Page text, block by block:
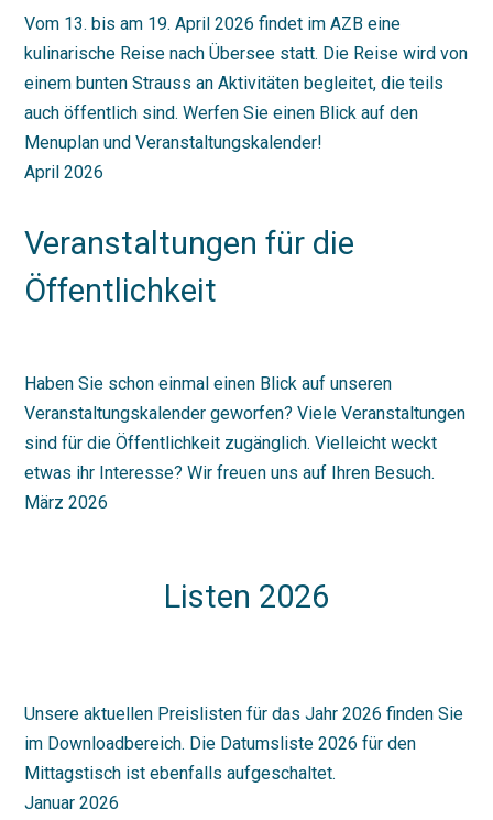
Vom 13. bis am 19. April 2026 findet im AZB eine
kulinarische Reise nach Übersee statt. Die Reise wird von
einem bunten Strauss an Aktivitäten begleitet, die teils
auch öffentlich sind. Werfen Sie einen Blick auf den
Menuplan und Veranstaltungskalender!
April 2026
Veranstaltungen für die
Öffentlichkeit
Haben Sie schon einmal einen Blick auf unseren
Veranstaltungskalender geworfen? Viele Veranstaltungen
sind für die Öffentlichkeit zugänglich. Vielleicht weckt
etwas ihr Interesse? Wir freuen uns auf Ihren Besuch.
März 2026
Listen 2026
Unsere aktuellen Preislisten für das Jahr 2026 finden Sie
im Downloadbereich. Die Datumsliste 2026 für den
Mittagstisch ist ebenfalls aufgeschaltet.
Januar 2026